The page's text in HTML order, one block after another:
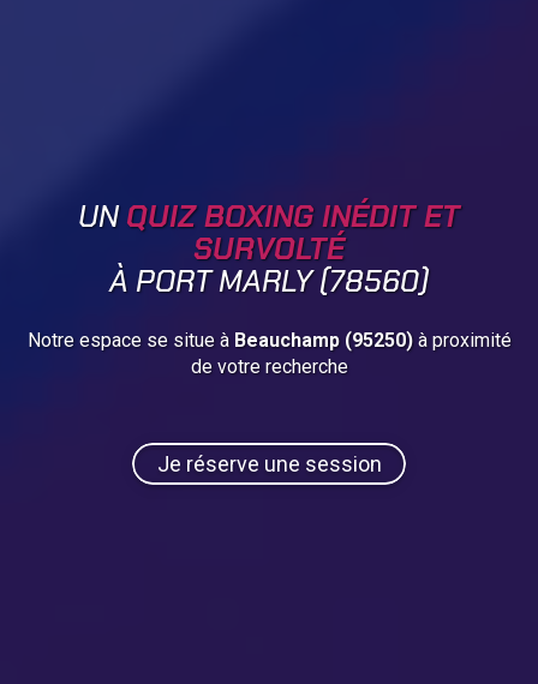
UNQUIZ BOXING INÉDIT ET
SURVOLTÉ
À PORT MARLY (78560)
Notre espace se situe à Beauchamp (95250)à proximité
de votre recherche
Je réserve une session